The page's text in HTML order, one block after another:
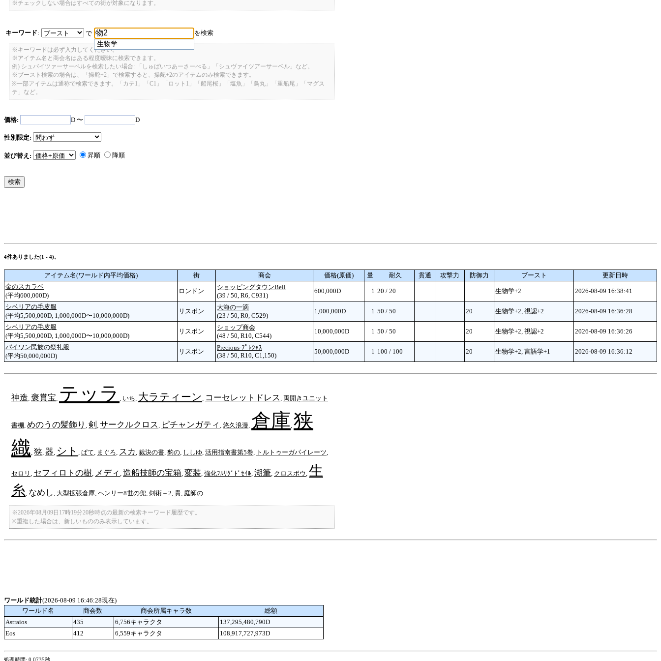
※チェックしない場合はすべての街が対象になります。
キーワード:
で
生物学
を検索
※キーワードは必ず入力してください。
※アイテム名と商会名はある程度曖昧に検索できます。
例) シュバイツァーサーベルを検索したい場合: 「しゅばいつあーさーべる」「シュヴァイツアーサーベル」など。
※ブースト検索の場合は、「操舵+2」で検索すると、操舵+2のアイテムのみ検索できます。
※一部アイテムは通称で検索できます。「カテ1」「C1」「ロット1」「船尾桜」「塩魚」「鳥丸」「重船尾」「マグス
テ」など。
価格: D 〜 D
性別限定:
並び替え: 昇順 降順
4件ありました(1 - 4)。
アイテム名(ワールド内平均価格) 街 商会 価格(原価) 量 耐久 貫通 攻撃力 防御力 ブースト
更新日時
金のスカラベ
(平均600,000D)
ロンドン
ショッピングタウンBell
(39 / 50, R6, C931)
600,000D 1 20 / 20 生物学+2 2026-08-09 16:38:41
シベリアの毛皮服
(平均5,500,000D, 1,000,000D〜10,000,000D)
リスボン
大海の一滴
(23 / 50, R0, C529)
1,000,000D 1 50 / 50 20 生物学+2, 視認+2 2026-08-09 16:36:28
シベリアの毛皮服
(平均5,500,000D, 1,000,000D〜10,000,000D)
リスボン
ショップ商会
(48 / 50, R10, C544)
10,000,000D 1 50 / 50 20 生物学+2, 視認+2 2026-08-09 16:36:26
パイワン民族の祭礼服
(平均50,000,000D)
リスボン
Precious-ﾌﾟﾚｼｬｽ
(38 / 50, R10, C1,150)
50,000,000D 1 100 / 100 20 生物学+2, 言語学+1 2026-08-09 16:36:12
神造 褒賞宝 テッラ いち 大ラティーン コーセレットドレス 両開きユニット
書棚 めのうの髪飾り 剣 サークルクロス ピチャンガティ 悠久浪漫 倉庫狭
織 狭 器 シト ぱて まぐろ スカ 裁決の書 豹の ししゆ 活用指南書第5巻 トルトゥーガパイレーツ
セロリ セフィロトの樹 メディ 造船技師の宝箱 変装 強化ﾌﾙﾘｸﾞﾄﾞｾｲﾙ 湖筆 クロスボウ 生
糸 なめし 大型拡張倉庫 ヘンリー8世の兜 剣術＋2 貴 庭師の
※2026年08月09日17時19分20秒時点の最新の検索キーワード履歴です。
※重複した場合は、新しいもののみ表示しています。
ワールド統計(2026-08-09 16:46:28現在)
ワールド名
商会数 商会所属キャラ数
総額
Astraios
435 6,756キャラクタ
137,295,480,790D
Eos
412 6,559キャラクタ 108,917,727,973D
処理時間: 0.0735秒